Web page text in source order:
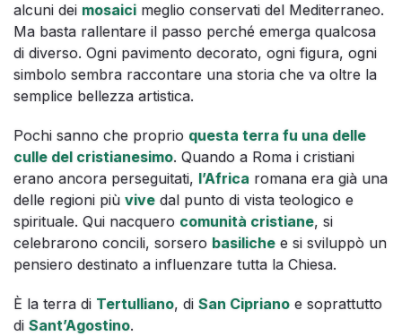
alcuni dei mosaici meglio conservati del Mediterraneo.
Ma basta rallentare il passo perché emerga qualcosa
di diverso. Ogni pavimento decorato, ogni figura, ogni
simbolo sembra raccontare una storia che va oltre la
semplice bellezza artistica.
Pochi sanno che proprio questa terra fu una delle
culle del cristianesimo. Quando a Roma i cristiani
erano ancora perseguitati, l’Africa romana era già una
delle regioni più vive dal punto di vista teologico e
spirituale. Qui nacquero comunità cristiane, si
celebrarono concili, sorsero basiliche e si sviluppò un
pensiero destinato a influenzare tutta la Chiesa.
È la terra di Tertulliano, di San Cipriano e soprattutto
di Sant’Agostino.